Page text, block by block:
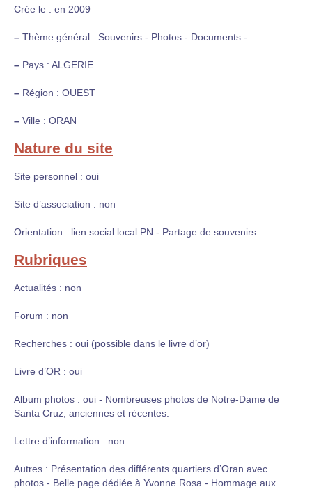
Crée le : en 2009
– Thème général : Souvenirs - Photos - Documents -
– Pays : ALGERIE
– Région : OUEST
– Ville : ORAN
Nature du site
Site personnel : oui
Site d’association : non
Orientation : lien social local PN - Partage de souvenirs.
Rubriques
Actualités : non
Forum : non
Recherches : oui (possible dans le livre d’or)
Livre d’OR : oui
Album photos : oui - Nombreuses photos de Notre-Dame de
Santa Cruz, anciennes et récentes.
Lettre d’information : non
Autres : Présentation des différents quartiers d’Oran avec
photos - Belle page dédiée à Yvonne Rosa - Hommage aux